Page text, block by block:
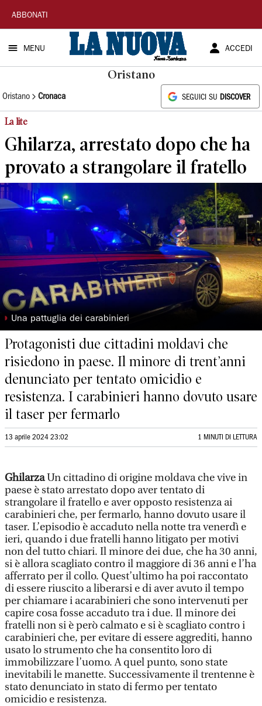
La
Nuova
Sardegna
ABBONATI
MENU ACCEDI
Oristano
Oristano Cronaca SEGUICI SU DISCOVER
La lite
Ghilarza, arrestato dopo che ha
provato a strangolare il fratello
◗ Una pattuglia dei carabinieri
Protagonisti due cittadini moldavi che
risiedono in paese. Il minore di trent’anni
denunciato per tentato omicidio e
resistenza. I carabinieri hanno dovuto usare
il taser per fermarlo
13 aprile 2024 23:02 1 MINUTI DI LETTURA
GhilarzaUn cittadino di origine moldava che vive in
paese è stato arrestato dopo aver tentato di
strangolare il fratello e aver opposto resistenza ai
carabinieri che, per fermarlo, hanno dovuto usare il
taser. L’episodio è accaduto nella notte tra venerdì e
ieri, quando i due fratelli hanno litigato per motivi
non del tutto chiari. Il minore dei due, che ha 30 anni,
si è allora scagliato contro il maggiore di 36 anni e l’ha
afferrato per il collo. Quest’ultimo ha poi raccontato
di essere riuscito a liberarsi e di aver avuto il tempo
per chiamare i acarabinieri che sono intervenuti per
capire cosa fosse accaduto tra i due. Il minore dei
fratelli non si è però calmato e si è scagliato contro i
carabinieri che, per evitare di essere aggrediti, hanno
usato lo strumento che ha consentito loro di
immobilizzare l’uomo. A quel punto, sono state
inevitabili le manette. Successivamente il trentenne è
stato denunciato in stato di fermo per tentato
omicidio e resistenza.